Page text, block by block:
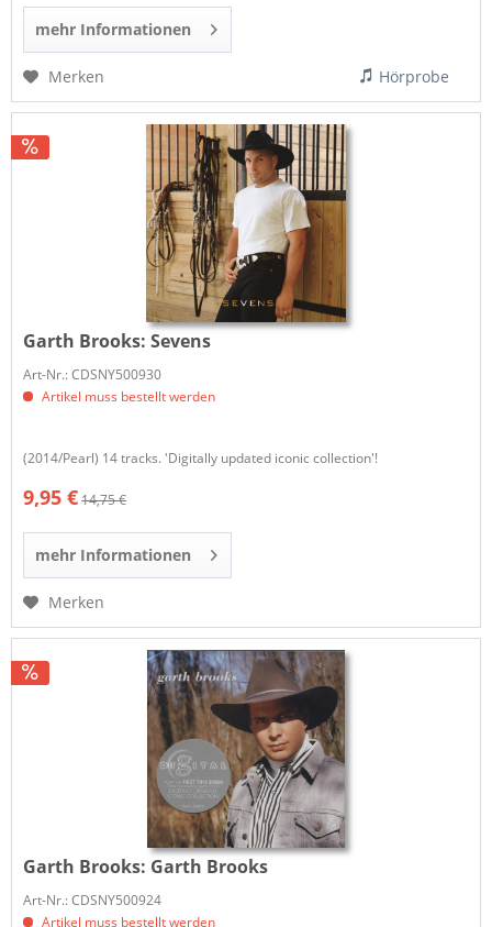
mehr Informationen
Merken Hörprobe
Garth Brooks:Sevens
Art-Nr.: CDSNY500930
Artikel muss bestellt werden
(2014/Pearl) 14 tracks. 'Digitally updated iconic collection'!
9,95 €14,75 €
mehr Informationen
Merken
Garth Brooks: Garth Brooks
Art-Nr.: CDSNY500924
Artikel muss bestellt werden